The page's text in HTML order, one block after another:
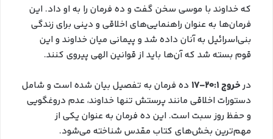
که خداوند با موسی سخن گفت و ده فرمان را به او داد. این
فرمان‌ها به عنوان راهنمایی‌های اخلاقی و دینی برای زندگی
بنی‌اسرائیل به آنان داده شد و پیمانی میان خداوند و این
قوم بسته شد که آن‌ها باید از قوانین الهی پیروی کنند.
درخروج 20:1-17
ده فرمان به تفصیل بیان شده است و شامل
دستورات اخلاقی مانند پرستش تنها خداوند، عدم دروغگویی
و حفظ روز سبت است. این ده فرمان به عنوان یکی از
مهم‌ترین بخش‌های کتاب مقدس شناخته می‌شود.